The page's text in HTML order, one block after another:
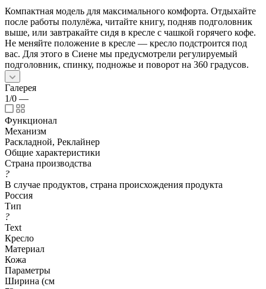
Компактная модель для максимального комфорта. Отдыхайте
после работы полулёжа, читайте книгу, подняв подголовник
выше, или завтракайте сидя в кресле с чашкой горячего кофе.
Не меняйте положение в кресле — кресло подстроится под
вас. Для этого в Сиене мы предусмотрели регулируемый
подголовник, спинку, подножье и поворот на 360 градусов.
Галерея
1/0 —
Функционал
Механизм
Раскладной, Реклайнер
Общие характеристики
Страна производства
?
В случае продуктов, страна происхождения продукта
Россия
Тип
?
Text
Кресло
Материал
Кожа
Параметры
Ширина (см